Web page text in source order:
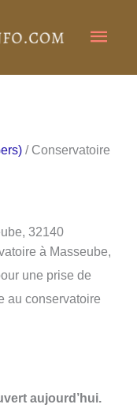
/ Conservatoire
32140
à Masseube,
une prise de
au conservatoire
aujourd’hui.